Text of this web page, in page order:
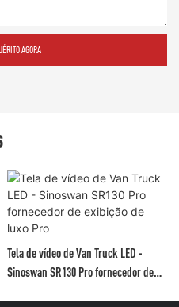
AGORA
Tela de vídeo de Van Truck LED -
Sinoswan SR130 Pro fornecedor de